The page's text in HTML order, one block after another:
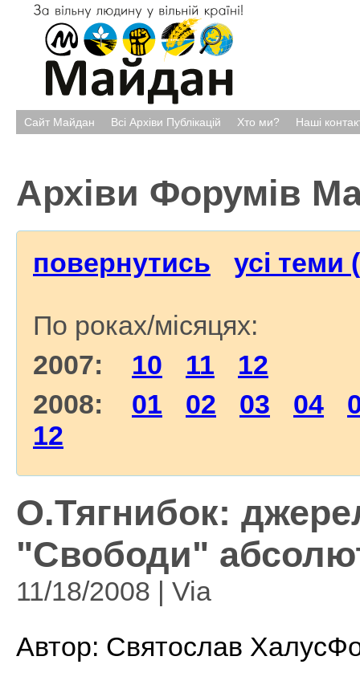
Сайт Майдан Всі Архіви Публікацій Хто ми? Наші
Архіви Форумів
повернутись усі теми
По роках/місяцях:
2007: 10 11
12
2008: 01 02 03 04
12
О.Тягнибок:
"Свободи"
11/18/2008 | Via
Автор: Святослав